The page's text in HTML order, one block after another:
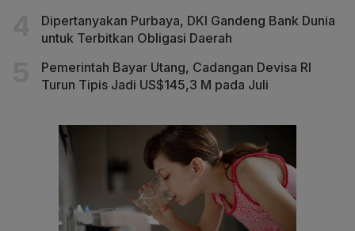
Dipertanyakan Purbaya, DKI Gandeng Bank Dunia
untuk Terbitkan Obligasi Daerah
Pemerintah Bayar Utang, Cadangan Devisa RI
Turun Tipis Jadi US$145,3 M pada Juli